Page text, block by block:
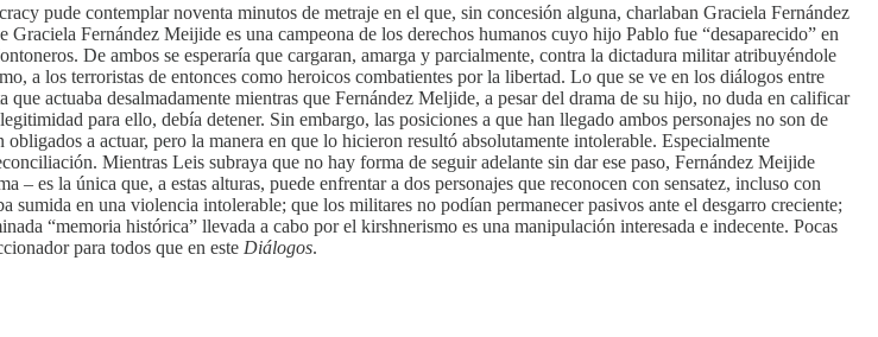
pude contemplar noventa minutos de metraje en el que, sin concesión alguna, charlaban Graciela Fernández
Fernández Meijide es una campeona de los derechos humanos cuyo hijo Pablo fue “desaparecido” en
De ambos se esperaría que cargaran, amarga y parcialmente, contra la dictadura militar atribuyéndole
a los terroristas de entonces como heroicos combatientes por la libertad. Lo que se ve en los diálogos entre
actuaba desalmadamente mientras que Fernández Meljide, a pesar del drama de su hijo, no duda en calificar
para ello, debía detener. Sin embargo, las posiciones a que han llegado ambos personajes no son de
a actuar, pero la manera en que lo hicieron resultó absolutamente intolerable. Especialmente
Mientras Leis subraya que no hay forma de seguir adelante sin dar ese paso, Fernández Meijide
es la única que, a estas alturas, puede enfrentar a dos personajes que reconocen con sensatez, incluso con
en una violencia intolerable; que los militares no podían permanecer pasivos ante el desgarro creciente;
“memoria histórica” llevada a cabo por el kirshnerismo es una manipulación interesada e indecente. Pocas
para todos que en este Diálogos.